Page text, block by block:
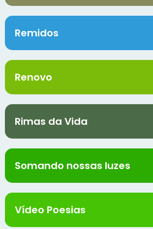
Remidos
Renovo
Rimas da Vida
Somando nossas luzes
Vídeo Poesias